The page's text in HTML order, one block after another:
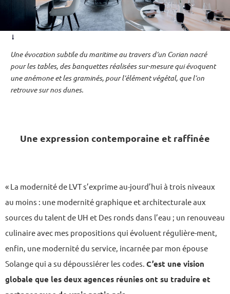
Une évocation subtile du maritime au travers d’un Corian nacré
pour les tables, des banquettes réalisées sur-mesure qui évoquent
une anémone et les graminés, pour l’élément végétal, que l’on
retrouve sur nos dunes.
Une expression contemporaine et raffinée
« La modernité de LVT s’exprime au-jourd’hui à trois niveaux
au moins : une modernité graphique et architecturale aux
sources du talent de UH et Des ronds dans l’eau ; un renouveau
culinaire avec mes propositions qui évoluent régulière-ment,
enfin, une modernité du service, incarnée par mon épouse
Solange qui a su dépoussiérer les codes. C’est une vision
globale que les deux agences réunies ont su traduire et